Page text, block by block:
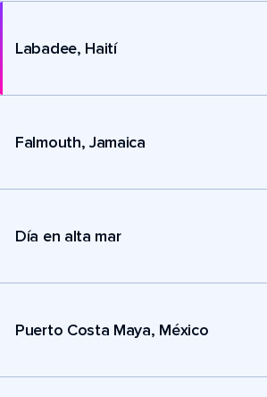
Labadee, Haití
Falmouth, Jamaica
Día en alta mar
Puerto Costa Maya, México